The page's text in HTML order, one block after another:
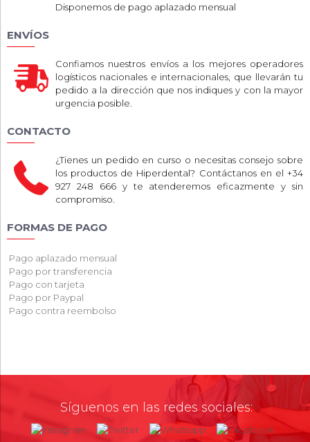
Disponemos de pago aplazado mensual
ENVÍOS
Confiamos nuestros envíos a los mejores operadores
logísticos nacionales e internacionales, que llevarán tu
pedido a la dirección que nos indiques y con la mayor
urgencia posible.
CONTACTO
¿Tienes un pedido en curso o necesitas consejo sobre
los productos de Hiperdental? Contáctanos en el +34
927 248 666 y te atenderemos eficazmente y sin
compromiso.
FORMAS DE PAGO
Pago aplazado mensual
Pago por transferencia
Pago con tarjeta
Pago por Paypal
Pago contra reembolso
Síguenos en las redes sociales: